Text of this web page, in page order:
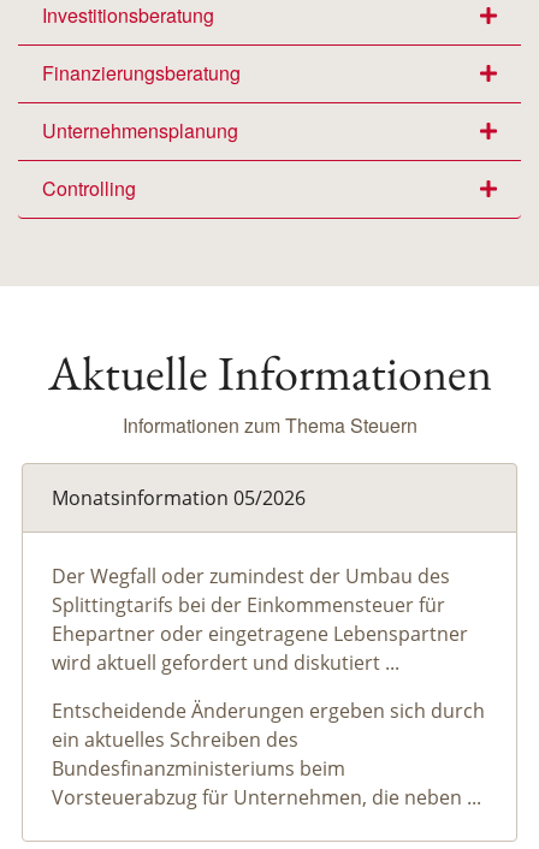
Investitionsberatung
Finanzierungsberatung
Unternehmensplanung
Controlling
Aktuelle Informationen
Informationen zum Thema Steuern
Monatsinformation 05/2026
Der Wegfall oder zumindest der Umbau des
Splittingtarifs bei der Einkommensteuer für
Ehepartner oder eingetragene Lebenspartner
wird aktuell gefordert und diskutiert ...
Entscheidende Änderungen ergeben sich durch
ein aktuelles Schreiben des
Bundesfinanzministeriums beim
Vorsteuerabzug für Unternehmen, die neben ...